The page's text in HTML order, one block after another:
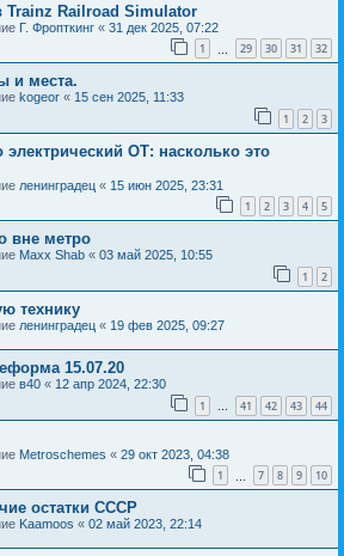
Trainz Railroad Simulator
Г. Фропткинг « 31 дек 2025, 07:22
1 29 30 31 32
и места.
kogeor « 15 сен 2025, 11:33
1 2 3
электрический ОТ: насколько это
ленинградец « 15 июн 2025, 23:31
1 2 3 4 5
вне метро
Maxx Shab « 03 май 2025, 10:55
1 2
технику
ленинградец « 19 фев 2025, 09:27
15.07.20
в40 « 12 апр 2024, 22:30
1 … 41 42 43 44
Metroschemes « 29 окт 2023, 04:38
1 7 8 9 10
остатки СССР
Kaamoos « 02 май 2023, 22:14